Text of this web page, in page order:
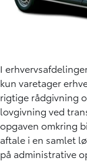
I
kun varetager
rigtige rådgivning
lovgivning ved
opgaven omkring
aftale i en samlet
på administrative